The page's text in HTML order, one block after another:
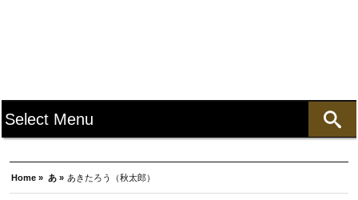
Home » あ » あきたろう（秋太郎）